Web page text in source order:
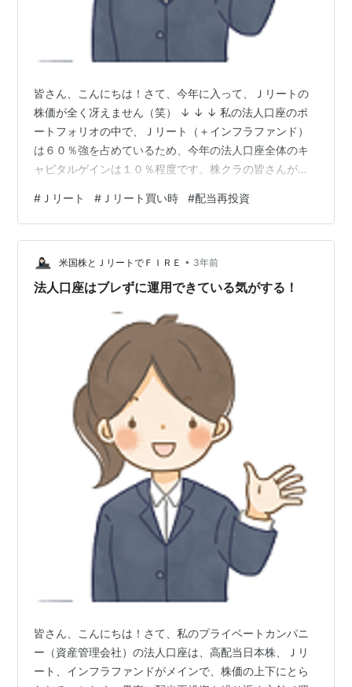
皆さん、こんにちは！さて、今年に入って、Ｊリートの
株価が全く冴えません（笑） ↓ ↓ ↓ 私の法人口座のポ
ートフォリオの中で、Ｊリート（＋インフラファンド）
は６０％強を占めているため、今年の法人口座全体のキ
ャピタルゲインは１０％程度です。株クラの皆さんが、
思いをしています（笑）しかし、私は全然気にしていま
せん！ ↓ ↓ ↓ まず、下記のバナーをクリックして、応
援していただけると嬉しいです。 ↓ ↓ ↓・・・？？？私
が、Ｊリートの株価低迷を気にしていないのは、下記の
グラフのためです。つまり、今年の配当（分配金）は既
# Ｊリート # Ｊリート買い時 #配当再投資
米国株とＪリートでＦＩＲＥ • 3年前
法人口座はブレずに運用できている気がする！
皆さん、こんにちは！さて、私のプライベートカンパニ
ー（資産管理会社）の法人口座は、高配当日本株、Ｊリ
ート、インフラファンドがメインで、株価の上下にとら